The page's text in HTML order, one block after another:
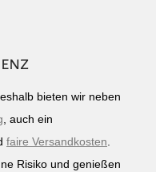
bieten wir neben
, auch ein
faire Versandkosten
Risiko und genießen